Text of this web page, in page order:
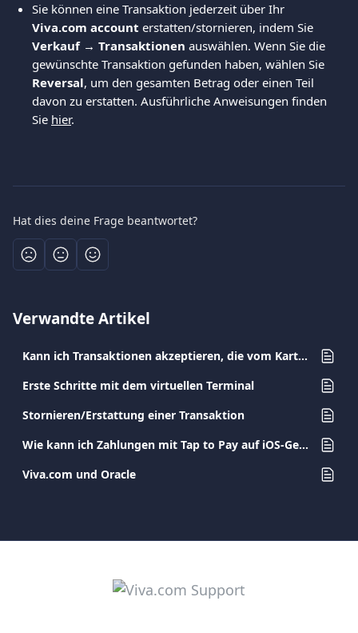
Sie können eine Transaktion jederzeit über Ihr
Viva.com account erstatten/stornieren, indem Sie
Verkauf → Transaktionen auswählen. Wenn Sie die
gewünschte Transaktion gefunden haben, wählen Sie
Reversal, um den gesamten Betrag oder einen Teil
davon zu erstatten. Ausführliche Anweisungen finden
Sie hier.
Hat dies deine Frage beantwortet?
Verwandte Artikel
Kann ich Transaktionen akzeptieren, die vom Karteninhaber auf dem Beleg unterschrieben sind?
Erste Schritte mit dem virtuellen Terminal
Stornieren/Erstattung einer Transaktion
Wie kann ich Zahlungen mit Tap to Pay auf iOS-Geräten über Viva.com Terminal akzeptieren?
Viva.com und Oracle